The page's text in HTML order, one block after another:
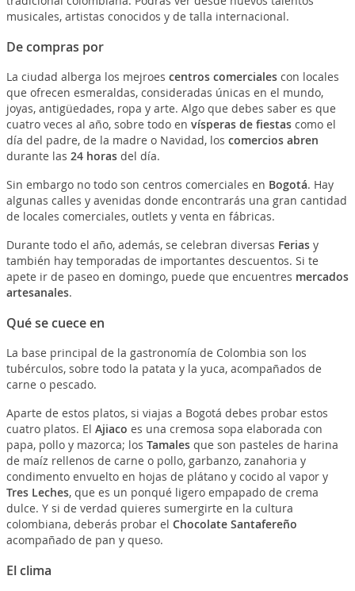
musicales, artistas conocidos y de talla internacional.
De compras por
La ciudad alberga los mejroes centros comercialescon locales
que ofrecen esmeraldas, consideradas únicas en el mundo,
joyas, antigüedades, ropa y arte. Algo que debes saber es que
cuatro veces al año, sobre todo en vísperas de fiestas como el
día del padre, de la madre o Navidad, los comercios abren
durante las 24 horasdel día.
Sin embargo no todo son centros comerciales en Bogotá. Hay
algunas calles y avenidas donde encontrarás una gran cantidad
de locales comerciales, outlets y venta en fábricas.
Durante todo el año, además, se celebran diversas Feriasy
también hay temporadas de importantes descuentos. Si te
apete ir de paseo en domingo, puede que encuentres mercados
artesanales.
Qué se cuece en
La base principal de la gastronomía de Colombia son los
tubérculos, sobre todo la patata y la yuca, acompañados de
carne o pescado.
Aparte de estos platos, si viajas a Bogotá debes probar estos
cuatro platos. El Ajiaco es una cremosa sopa elaborada con
papa, pollo y mazorca; los Tamales que son pasteles de harina
de maíz rellenos de carne o pollo, garbanzo, zanahoria y
condimento envuelto en hojas de plátano y cocido al vapor y
Tres Leches, que es un ponqué ligero empapado de crema
dulce. Y si de verdad quieres sumergirte en la cultura
colombiana, deberás probar el Chocolate Santafereño
acompañado de pan y queso.
El clima